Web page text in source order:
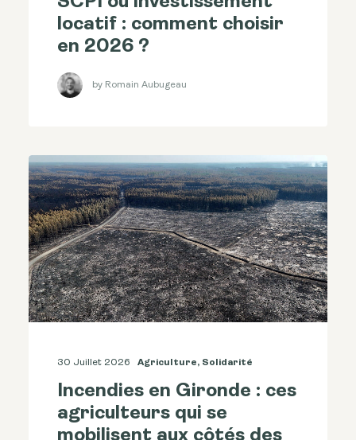
locatif : comment choisir
en 2026 ?
by Romain Aubugeau
30 Juillet 2026 Agriculture, Solidarité
Incendies en Gironde : ces
agriculteurs qui se